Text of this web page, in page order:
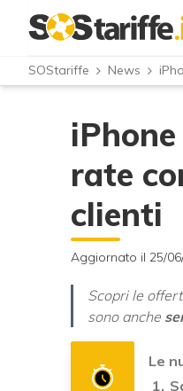
SOStariffe News
rate
clienti
Aggiornato il 25/
Scopri le
sono anche
Le